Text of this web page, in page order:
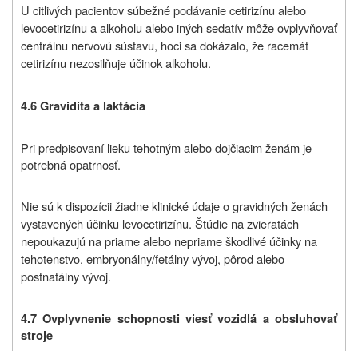
U citlivých pacientov súbežné podávanie cetirizínu alebo
levocetirizínu a alkoholu alebo iných sedatív môže ovplyvňovať
centrálnu nervovú sústavu, hoci sa dokázalo, že racemát
cetirizínu nezosilňuje účinok alkoholu.
4.6 Gravidita a laktácia
Pri predpisovaní lieku tehotným alebo dojčiacim ženám je
potrebná opatrnosť.
Nie sú k dispozícii žiadne klinické údaje o gravidných ženách
vystavených účinku levocetirizínu. Štúdie na zvieratách
nepoukazujú na priame alebo nepriame škodlivé účinky na
tehotenstvo, embryonálny/fetálny vývoj, pôrod alebo
postnatálny vývoj.
4.7 Ovplyvnenie schopnosti viesť vozidlá a obsluhovať
stroje